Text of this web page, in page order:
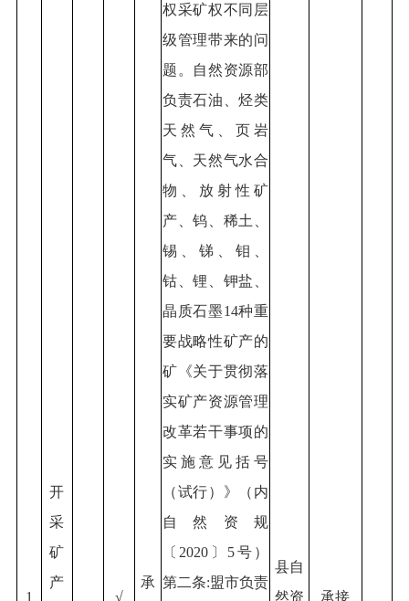
1
开
采
矿
产
√
承
权采矿权不同层
级管理带来的问
题。自然资源部
负责石油、烃类
天然气、页岩
气、天然气水合
物、放射性矿
产、钨、稀土、
锡、锑、钼、
钴、锂、钾盐、
晶质石墨14种重
要战略性矿产的
矿《关于贯彻落
实矿产资源管理
改革若干事项的
实施意见括号
（试行）》（内
自然资规
〔2020〕5号）
第二条:盟市负责
县自
然资
承接